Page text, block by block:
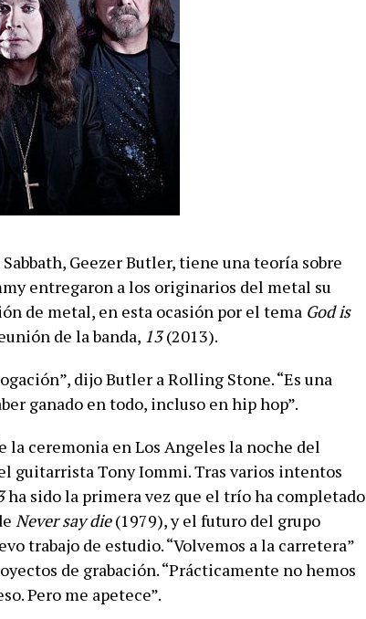
Geezer Butler, tiene una teoría sobre
entregaron a los originarios del metal su
de metal, en esta ocasión por el tema God is
de la banda, 13(2013).
dijo Butler a Rolling Stone. “Es una
ganado en todo, incluso en hip hop”.
la ceremonia en Los Angeles la noche del
guitarrista Tony Iommi. Tras varios intentos
ha sido la primera vez que el trío ha completado
Never say die(1979), y el futuro del grupo
trabajo de estudio. “Volvemos a la carretera”
de grabación. “Prácticamente no hemos
Pero me apetece”.